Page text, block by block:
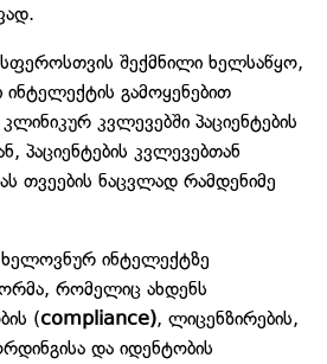
შექმნილი ხელსაწყო,
გამოყენებით
კვლევებში პაციენტების
პაციენტების კვლევებთან
თვეების ნაცვლად რამდენიმე
ინტელექტზე
რომელიც ახდენს
(compliance), ლიცენზირების,
და იდენტობის